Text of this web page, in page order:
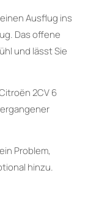
Ausflug ins
Das offene
und lässt Sie
2CV 6
Problem,
hinzu.